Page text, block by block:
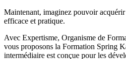
Maintenant, imaginez pouvoir acquérir
efficace et pratique.
Avec Expertisme, Organisme de
vous proposons la Formation Spring
intermédiaire est conçue pour les